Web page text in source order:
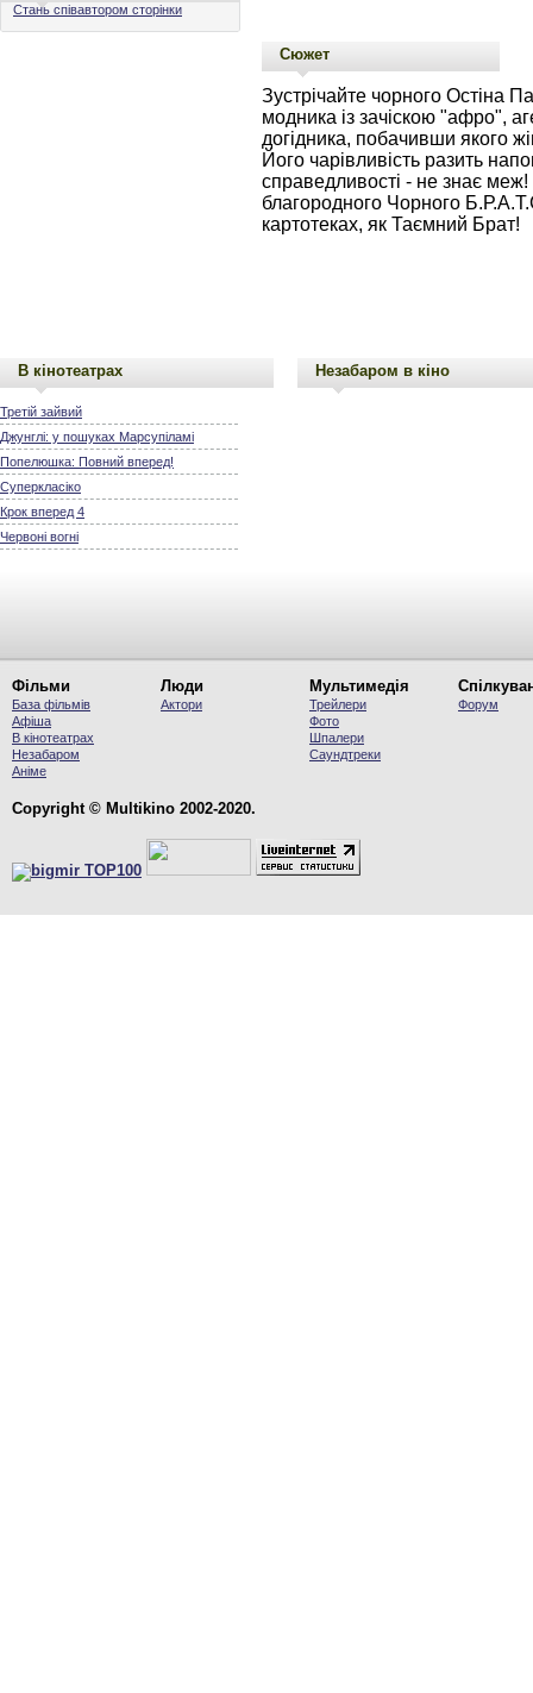
Стань співавтором сторінки
Сюжет
Зустрічайте чорного Остіна
модника із зачіскою "афро",
догідника, побачивши якого
Його чарівливість разить
справедливості - не знає меж!
благородного Чорного
картотеках, як Таємний Брат!
В кінотеатрах
Третій зайвий
Джунглі: у пошуках Марсупіламі
Попелюшка: Повний вперед!
Суперкласіко
Крок вперед 4
Червоні вогні
Незабаром в кіно
Фільми
База фільмів
Афіша
В кінотеатрах
Незабаром
Аніме
Люди
Актори
Мультимедія
Трейлери
Фото
Шпалери
Саундтреки
Форум
Copyright © Multikino 2002-2020.